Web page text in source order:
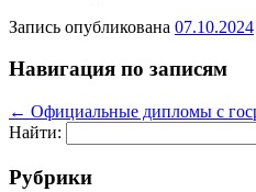
Запись опубликована 07.10.2024
Навигация по записям
← Официальные дипломы с
Найти:
Рубрики